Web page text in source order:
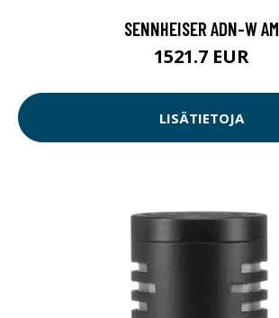
SENNHEISER ADN-W AM
1521.7 EUR
LISÄTIETOJA